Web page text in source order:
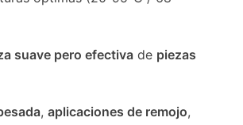
suave pero efectiva de piezas
,aplicaciones de remojo,